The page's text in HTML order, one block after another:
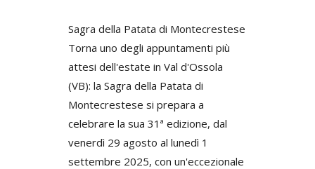
Sagra della Patata di Montecrestese
Torna uno degli appuntamenti più
attesi dell'estate in Val d'Ossola
(VB): la Sagra della Patata di
Montecrestese si prepara a
celebrare la sua 31ª edizione, dal
venerdì 29 agosto al lunedì 1
settembre 2025, con un'eccezionale